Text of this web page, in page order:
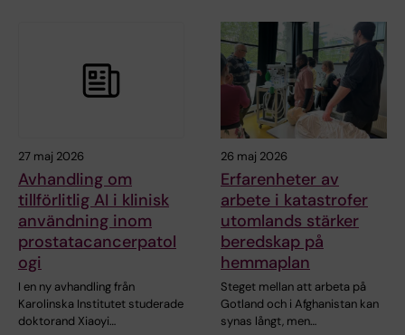
27 maj 2026
Avhandling om
tillförlitlig AI i klinisk
användning inom
prostatacancerpatol
ogi
I en ny avhandling från
Karolinska Institutet studerade
doktorand Xiaoyi…
26 maj 2026
Erfarenheter av
arbete i katastrofer
utomlands stärker
beredskap på
hemmaplan
Steget mellan att arbeta på
Gotland och i Afghanistan kan
synas långt, men…